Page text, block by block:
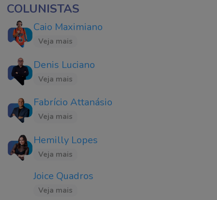
COLUNISTAS
Caio Maximiano
Veja mais
Denis Luciano
Veja mais
Fabrício Attanásio
Veja mais
Hemilly Lopes
Veja mais
Joice Quadros
Veja mais